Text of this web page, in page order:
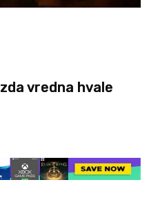
vredna hvale